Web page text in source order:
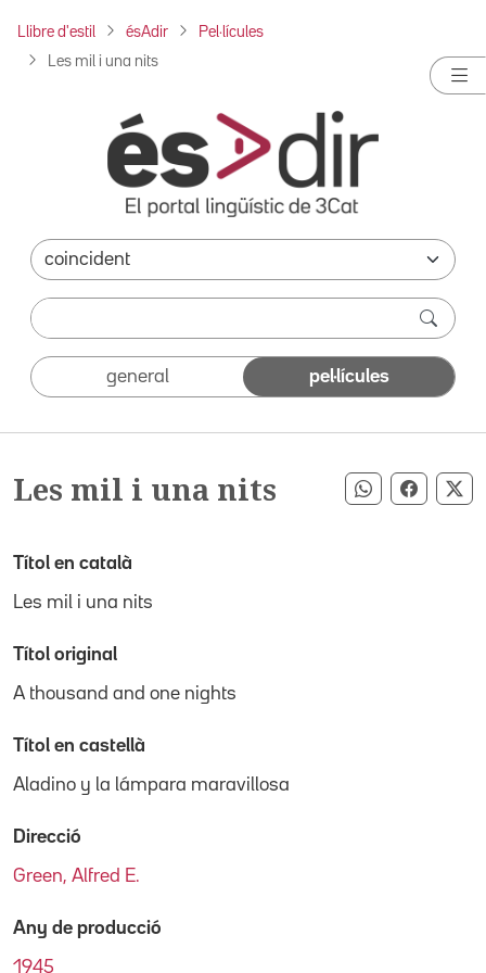
Llibre d'estil ésAdir Pel·lícules
Les mil i una nits
general pel·lícules
Les mil i una nits Compartir
Títol en català
Les mil i una nits
Títol original
A thousand and one nights
Títol en castellà
Aladino y la lámpara maravillosa
Direcció
Green, Alfred E.
Any de producció
1945